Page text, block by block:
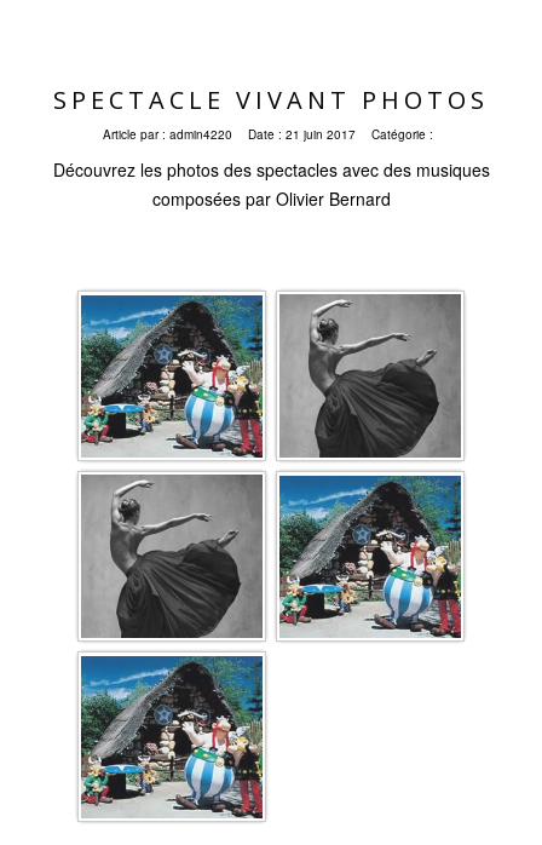
SPECTACLE VIVANT PHOTOS
Article par : admin4220 Date : 21 juin 2017 Catégorie :
Découvrez les photos des spectacles avec des musiques
composées par Olivier Bernard